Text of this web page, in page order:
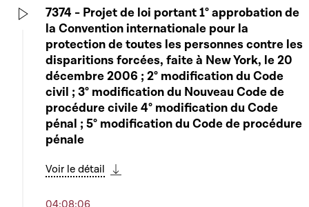
7374 - Projet de loi portant 1° approbation de
la Convention internationale pour la
protection de toutes les personnes contre les
disparitions forcées, faite à New York, le 20
décembre 2006 ; 2° modification du Code
civil ; 3° modification du Nouveau Code de
procédure civile 4° modification du Code
pénal ; 5° modification du Code de procédure
pénale
Voir le détail
04:08:06